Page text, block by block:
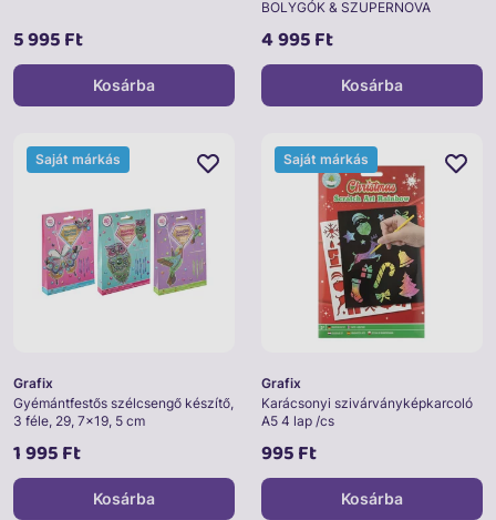
5 995 Ft
Kosárba
BOLYGÓK & SZUPERNOVA
4 995 Ft
Kosárba
Grafix
Gyémántfestős szélcsengő készítő,
3 féle, 29, 7x19, 5 cm
1 995 Ft
Saját márkás
Kosárba
Grafix
Karácsonyi szivárványképkarcoló
A5 4 lap /cs
995 Ft
Saját márkás
Kosárba